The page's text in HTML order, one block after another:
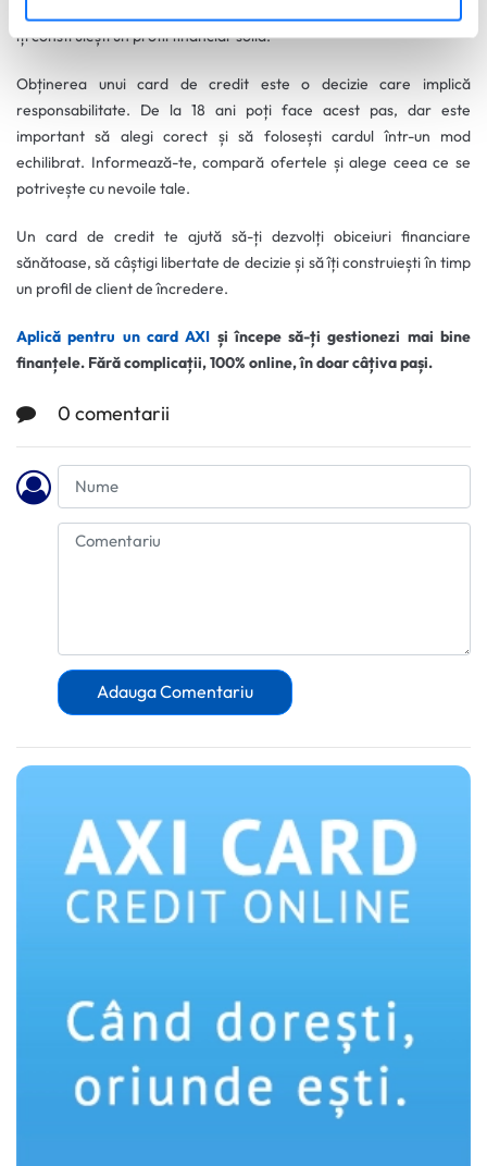
cu detalii. Vă puteți modifica sau retrage oricând acordul
din Declarația despre modulele cookie.
Utilizam cookie-uri pentru a personaliza experienta dvs.
pe website, pentru a analiza traficul pe website, precum
si pentru activitatea noastra de publicitate online.
Folosind site-ul fără a modifica setările referitoare la
acestora.Află mai multe aici.
îți construiești un profil financiar solid.
Obținerea unui card de credit este o decizie care implică
responsabilitate. De la 18 ani poți face acest pas, dar este
important să alegi corect și să folosești cardul într-un mod
echilibrat. Informează-te, compară ofertele și alege ceea ce se
potrivește cu nevoile tale.
Un card de credit te ajută să-ți dezvolți obiceiuri financiare
sănătoase, să câștigi libertate de decizie și să îți construiești în timp
un profil de client de încredere.
Aplică pentru un card AXI și începe să-ți gestionezi mai bine
finanțele. Fără complicații, 100% online, în doar câțiva pași.
0 comentarii
Adauga Comentariu